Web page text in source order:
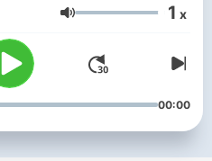
音量 1 x
00:00